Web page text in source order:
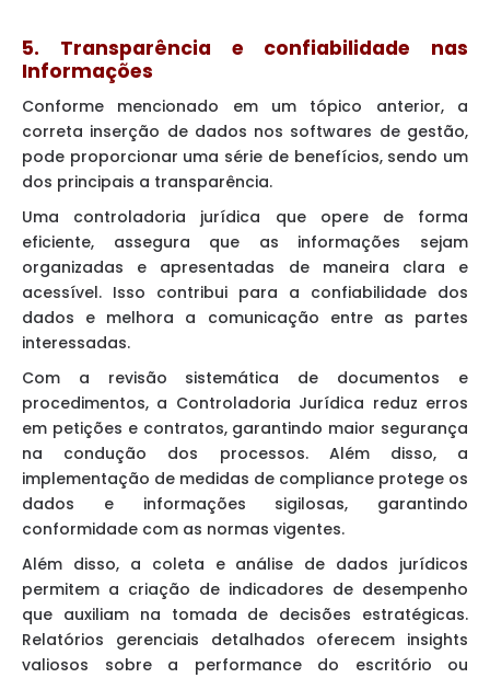
5. Transparência e confiabilidade nas
Informações
Conforme mencionado em um tópico anterior, a
correta inserção de dados nos softwares de gestão,
pode proporcionar uma série de benefícios, sendo um
dos principais a transparência.
Uma controladoria jurídica que opere de forma
eficiente, assegura que as informações sejam
organizadas e apresentadas de maneira clara e
acessível. Isso contribui para a confiabilidade dos
dados e melhora a comunicação entre as partes
interessadas.
Com a revisão sistemática de documentos e
procedimentos, a Controladoria Jurídica reduz erros
em petições e contratos, garantindo maior segurança
na condução dos processos. Além disso, a
implementação de medidas de compliance protege os
dados e informações sigilosas, garantindo
conformidade com as normas vigentes.
Além disso, a coleta e análise de dados jurídicos
permitem a criação de indicadores de desempenho
que auxiliam na tomada de decisões estratégicas.
Relatórios gerenciais detalhados oferecem insights
valiosos sobre a performance do escritório ou